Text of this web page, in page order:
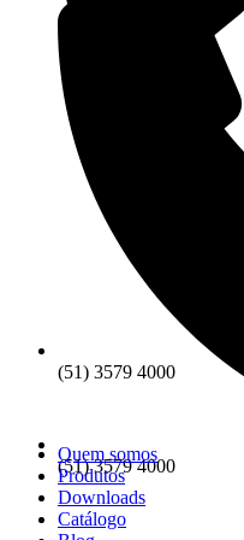
(51) 3579 4000
(51) 3579 4000
Quem somos
Produtos
Downloads
Catálogo